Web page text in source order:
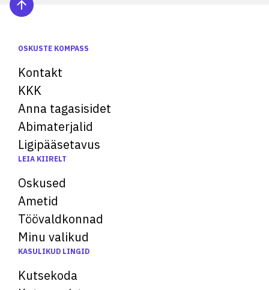
OSKUSTE KOMPASS
Kontakt
KKK
Anna tagasisidet
Abimaterjalid
Ligipääsetavus
LEIA KIIRELT
Oskused
Ametid
Töövaldkonnad
Minu valikud
KASULIKUD LINGID
Kutsekoda